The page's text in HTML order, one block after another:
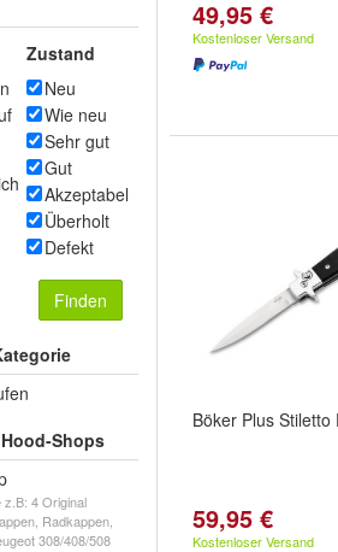
Zustand
Neu
Wie neu
Sehr gut
Gut
Akzeptabel
Überholt
Defekt
Finden
Shops
z.B: 4 Original
Radkappen,
308/408/508
49,95 €
Kostenloser Versand
Böker Plus Stiletto
59,95 €
Kostenloser Versand